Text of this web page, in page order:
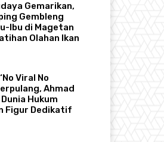
Gemarikan,
Gembleng
Ibu di Magetan
Olahan Ikan
Viral No
Ahmad
Hukum
Figur Dedikatif